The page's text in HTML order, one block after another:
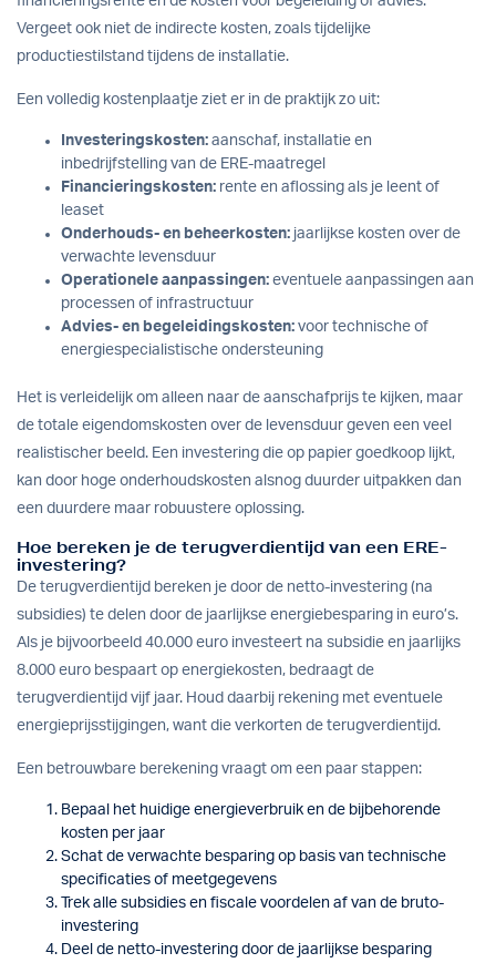
Vergeet ook niet de indirecte kosten, zoals tijdelijke
productiestilstand tijdens de installatie.
Een volledig kostenplaatje ziet er in de praktijk zo uit:
Investeringskosten: aanschaf, installatie en
inbedrijfstelling van de ERE-maatregel
Financieringskosten: rente en aflossing als je leent of
leaset
Onderhouds- en beheerkosten: jaarlijkse kosten over de
verwachte levensduur
Operationele aanpassingen: eventuele aanpassingen aan
processen of infrastructuur
Advies- en begeleidingskosten: voor technische of
energiespecialistische ondersteuning
Het is verleidelijk om alleen naar de aanschafprijs te kijken, maar
de totale eigendomskosten over de levensduur geven een veel
realistischer beeld. Een investering die op papier goedkoop lijkt,
kan door hoge onderhoudskosten alsnog duurder uitpakken dan
een duurdere maar robuustere oplossing.
Hoe bereken je de terugverdientijd van een ERE-
investering?
De terugverdientijd bereken je door de netto-investering (na
subsidies) te delen door de jaarlijkse energiebesparing in euro’s.
Als je bijvoorbeeld 40.000 euro investeert na subsidie en jaarlijks
8.000 euro bespaart op energiekosten, bedraagt de
terugverdientijd vijf jaar. Houd daarbij rekening met eventuele
energieprijsstijgingen, want die verkorten de terugverdientijd.
Een betrouwbare berekening vraagt om een paar stappen:
Bepaal het huidige energieverbruik en de bijbehorende
kosten per jaar
Schat de verwachte besparing op basis van technische
specificaties of meetgegevens
Trek alle subsidies en fiscale voordelen af van de bruto-
investering
Deel de netto-investering door de jaarlijkse besparing